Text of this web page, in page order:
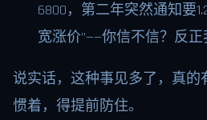
6800，第二年突然通知要
宽涨价”——你信不信？反正
说实话，这种事见多了，真
惯着，得提前防住。